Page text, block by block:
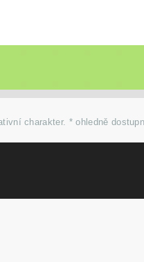
charakter. * ohledně